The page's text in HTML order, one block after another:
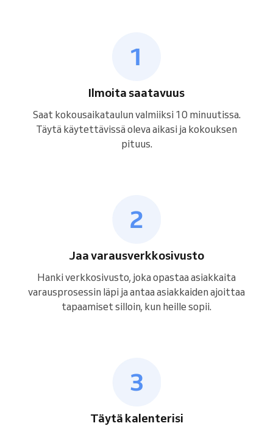
Ilmoita saatavuus
Saat kokousaikataulun valmiiksi 10 minuutissa.
Täytä käytettävissä oleva aikasi ja kokouksen
pituus.
Jaa varausverkkosivusto
Hanki verkkosivusto, joka opastaa asiakkaita
varausprosessin läpi ja antaa asiakkaiden ajoittaa
tapaamiset silloin, kun heille sopii.
Täytä kalenterisi